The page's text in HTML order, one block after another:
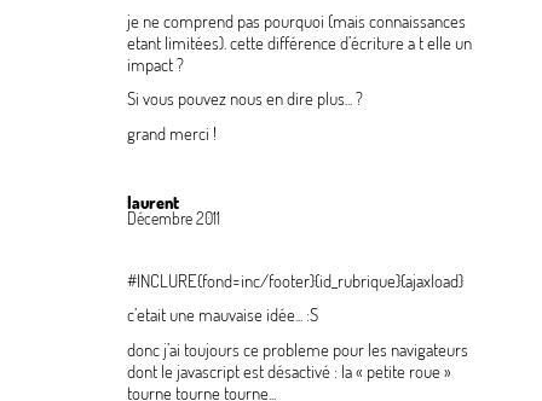
je ne comprend pas pourquoi (mais connaissances
etant limitées). cette différence d’écriture a t elle un
impact?
Si vous pouvez nous en dire plus...?
grand merci !
laurent
Décembre 2011
#INCLURE{fond=inc/footer}{id_rubrique}{ajaxload}
c’etait une mauvaise idée... :S
donc j’ai toujours ce probleme pour les navigateurs
dont le javascript est désactivé : la « petite roue»
tourne tourne tourne...